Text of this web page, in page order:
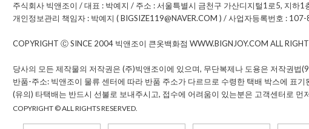
주식회사 빅앤조이 / 대표 : 박예지 / 주소 : 서울특별시 금천구 가산디지털1로5, 지
개인정보관리 책임자 : 박예지 ( BIGSIZE119@NAVER.COM ) / 사업자등록번호 :
COPYRIGHT Ⓒ SINCE 2004 빅앤조이 큰옷백화점 WWW.BIGNJOY.COM ALL
당사의 모든 제작물의 저작권은 (주)빅앤조이에 있으며, 무단복제나 도용은 저작권
반품-주소: 빅앤조이 물류 센터에 따라 반품 주소가 다르므로 수령한 택배 박스에 표
(유의) 타택배는 반드시 선불로 보내주시고, 접수에 어려움이 있는분은 고객센터로 먼
COPYRIGHT © ALL RIGHTS RESERVED.